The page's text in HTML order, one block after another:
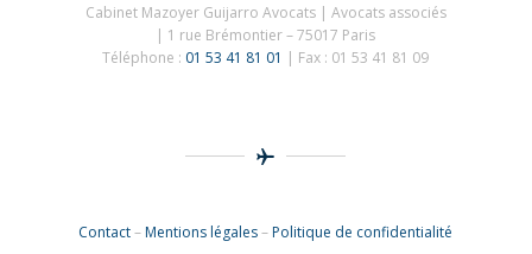
Cabinet Mazoyer Guijarro Avocats | Avocats associés
| 1 rue Brémontier – 75017 Paris
Téléphone : 01 53 41 81 01 | Fax : 01 53 41 81 09
Contact–Mentions légales–Politique de confidentialité